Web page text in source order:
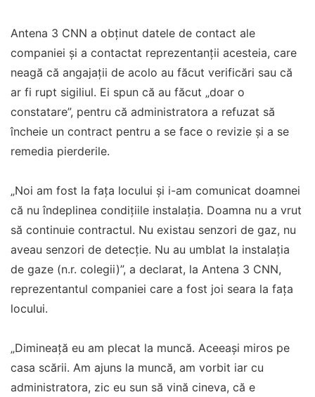
Antena 3 CNN a obținut datele de contact ale
companiei și a contactat reprezentanții acesteia, care
neagă că angajații de acolo au făcut verificări sau că
ar fi rupt sigiliul. Ei spun că au făcut „doar o
constatare”, pentru că administratora a refuzat să
încheie un contract pentru a se face o revizie și a se
remedia pierderile.
„Noi am fost la fața locului și i-am comunicat doamnei
că nu îndeplinea condițiile instalația. Doamna nu a vrut
să continuie contractul. Nu existau senzori de gaz, nu
aveau senzori de detecție. Nu au umblat la instalația
de gaze (n.r. colegii)”, a declarat, la Antena 3 CNN,
reprezentantul companiei care a fost joi seara la fața
locului.
„Dimineață eu am plecat la muncă. Aceeași miros pe
casa scării. Am ajuns la muncă, am vorbit iar cu
administratora, zic eu sun să vină cineva, că e